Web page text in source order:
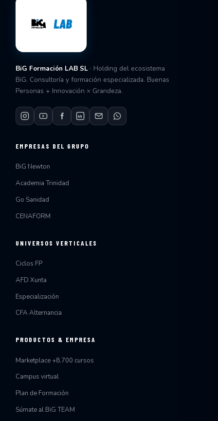
BiG Formación LAB SL · Holding del ecosistema
BiG. Consultoría y formación especializada. Buenas
Personas + Innovación × Grandeza.
EMPRESAS DEL GRUPO
BiG Newton
Academia Trinidad
Go Sanidad
CENAFORM
UNIVERSOS VERTICALES
Ciclos FP
AFD Xunta
Especialización
CFA Alternancia
PRODUCTOS & EMPRESA
Marketplace +8.700 cursos
Campus virtual
Plan de Formación
Súmate al BiG TEAM